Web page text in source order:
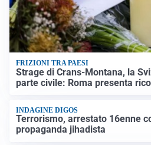
FRIZIONI TRA PAESI
Strage di Crans-Montana, la
parte civile: Roma presenta
INDAGINE DIGOS
Terrorismo, arrestato 16enne
propaganda jihadista